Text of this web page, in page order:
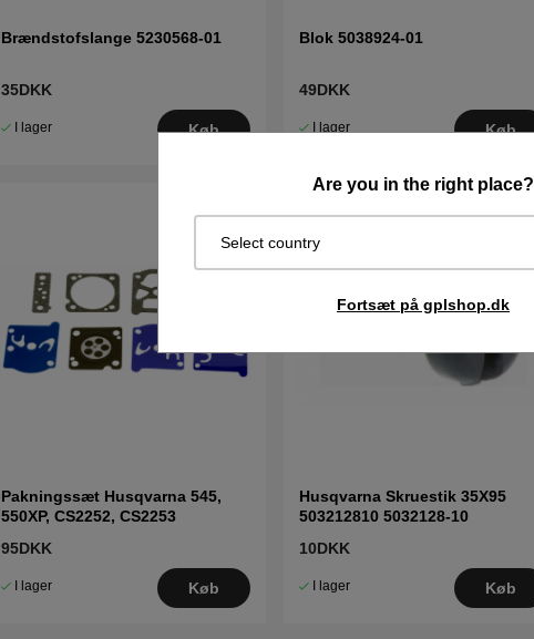
Are you in the right place?
Select country
Fortsæt på gplshop.dk
Brændstofslange 5230568-01
35DKK
I lager Køb
Blok 5038924-01
49DKK
I lager Køb
Pakningssæt Husqvarna 545,
550XP, CS2252, CS2253
95DKK
I lager Køb
Husqvarna Skruestik 35X95
503212810 5032128-10
10DKK
I lager Køb